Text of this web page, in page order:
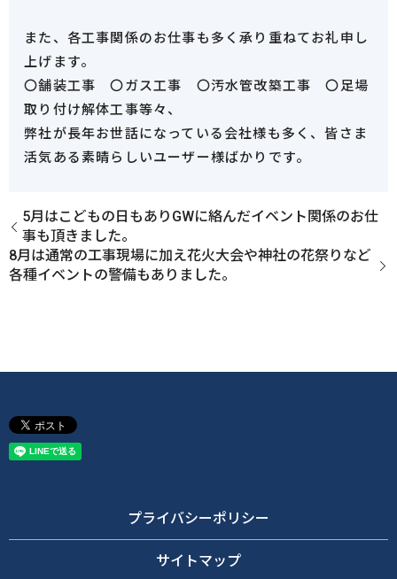
また、各工事関係のお仕事も多く承り重ねてお礼申し
上げます。
〇舗装工事 〇ガス工事 〇汚水管改築工事 〇足場
取り付け解体工事等々、
弊社が長年お世話になっている会社様も多く、皆さま
活気ある素晴らしいユーザー様ばかりです。
5月はこどもの日もありGWに絡んだイベント関係のお仕
事も頂きました。
8月は通常の工事現場に加え花火大会や神社の花祭りなど
各種イベントの警備もありました。
プライバシーポリシー
サイトマップ